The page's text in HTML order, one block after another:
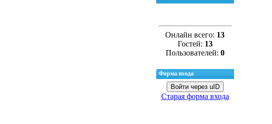
Онлайн всего: 13
Гостей: 13
Пользователей: 0
Форма входа
Войти через uID
Старая форма входа